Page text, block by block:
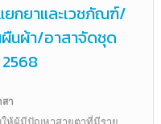
กยาและเวชภัณฑ์/
ผืนผ้า/อาสาจัดชุด
า